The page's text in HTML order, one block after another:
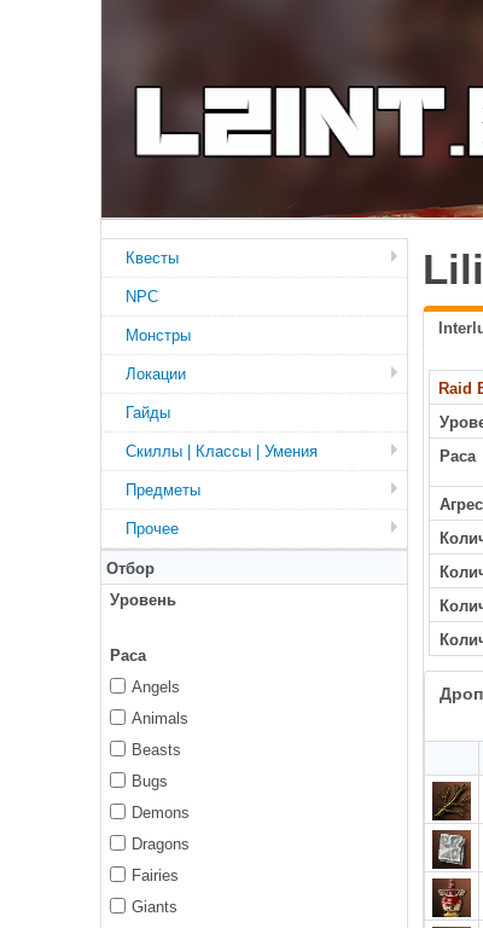
Raid
Раса
Дроп
Квесты
NPC
Монстры
Локации
Гайды
Скиллы | Классы | Умения
Предметы
Прочее
Отбор
Уровень
Раса
Angels
Animals
Beasts
Bugs
Demons
Dragons
Fairies
Giants